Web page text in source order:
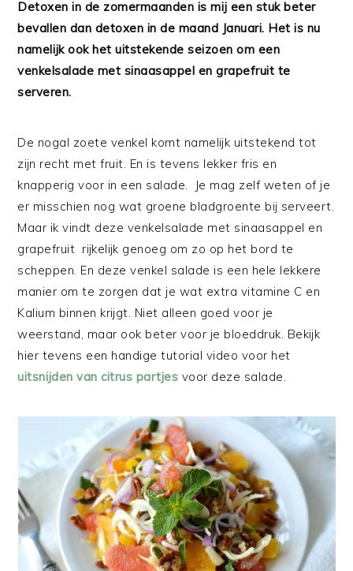
Detoxen in de zomermaanden is mij een stuk beter
bevallen dan detoxen in de maand Januari. Het is nu
namelijk ook het uitstekende seizoen om een
venkelsalade met sinaasappel en grapefruit te
serveren.
De nogal zoete venkel komt namelijk uitstekend tot
zijn recht met fruit. En is tevens lekker fris en
knapperig voor in een salade. Je mag zelf weten of je
er misschien nog wat groene bladgroente bij serveert.
Maar ik vindt deze venkelsalade met sinaasappel en
grapefruit rijkelijk genoeg om zo op het bord te
scheppen. En deze venkel salade is een hele lekkere
manier om te zorgen dat je wat extra vitamine C en
Kalium binnen krijgt. Niet alleen goed voor je
weerstand, maar ook beter voor je bloeddruk. Bekijk
hier tevens een handige tutorial video voor het
uitsnijden van citrus partjes voor deze salade.